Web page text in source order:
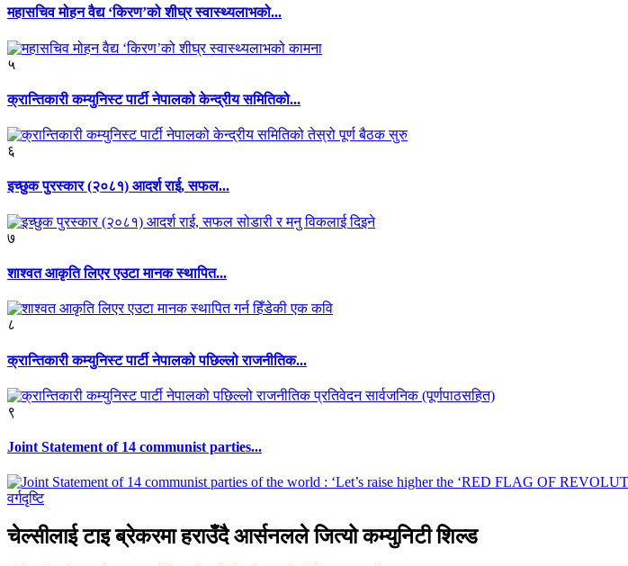
महासचिव मोहन वैद्य ‘किरण’को शीघ्र स्वास्थ्यलाभको...
५
क्रान्तिकारी कम्युनिस्ट पार्टी नेपालको केन्द्रीय समितिको...
६
इच्छुक पुरस्कार (२०८१) आदर्श राई, सफल...
७
शाश्वत आकृति लिएर एउटा मानक स्थापित...
८
क्रान्तिकारी कम्युनिस्ट पार्टी नेपालको पछिल्लो राजनीतिक...
९
Joint Statement of 14 communist parties...
वर्गदृष्टि
चेल्सीलाई टाइ ब्रेकरमा हराउँदै आर्सनलले जित्यो कम्युनिटी शिल्ड